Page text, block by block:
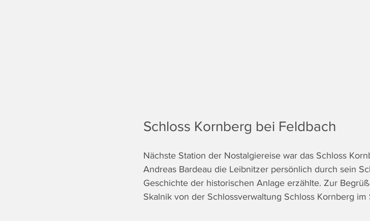
Schloss Kornberg bei Feldbach
Nächste Station der Nostalgiereise war das Schloss
Andreas Bardeau die Leibnitzer persönlich durch sein
Geschichte der historischen Anlage erzählte. Zur
Skalnik von der Schlossverwaltung Schloss Kornberg im